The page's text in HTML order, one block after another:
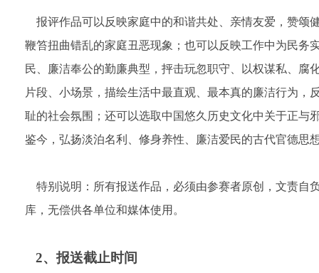
报评作品可以反映家庭中的和谐共处、亲情友爱，赞颂
鞭笞扭曲错乱的家庭丑恶现象；也可以反映工作中为民务
民、廉洁奉公的勤廉典型，抨击玩忽职守、以权谋私、腐
片段、小场景，描绘生活中最直观、最本真的廉洁行为，
耻的社会氛围；还可以选取中国悠久历史文化中关于正与
鉴今，弘扬淡泊名利、修身养性、廉洁爱民的古代官德思
特别说明：所有报送作品，必须由参赛者原创，文责自
库，无偿供各单位和媒体使用。
2、报送截止时间